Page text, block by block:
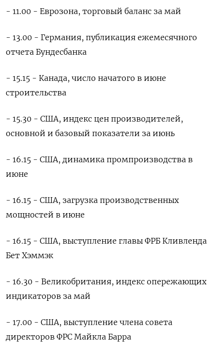
- 11.00 - Еврозона, торговый баланс за май
- 13.00 - Германия, публикация ежемесячного
отчета Бундесбанка
- 15.15 - Канада, число начатого в июне
строительства
- 15.30 - США, индекс цен производителей,
основной и базовый показатели за июнь
- 16.15 - США, динамика промпроизводства в
июне
- 16.15 - США, загрузка производственных
мощностей в июне
- 16.15 - США, выступление главы ФРБ Кливленда
Бет Хэммэк
- 16.30 - Великобритания, индекс опережающих
индикаторов за май
- 17.00 - США, выступление члена совета
директоров ФРС Майкла Барра